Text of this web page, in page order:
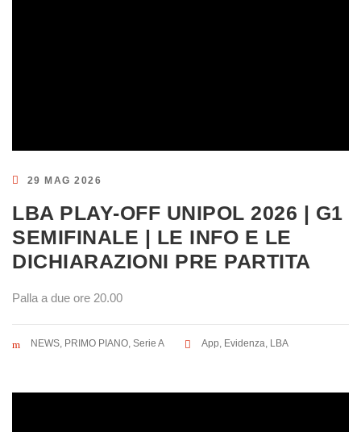
29 MAG 2026
LBA PLAY-OFF UNIPOL 2026 | G1
SEMIFINALE | LE INFO E LE
DICHIARAZIONI PRE PARTITA
Palla a due ore 20.00
NEWS, PRIMO PIANO, Serie A App, Evidenza, LBA